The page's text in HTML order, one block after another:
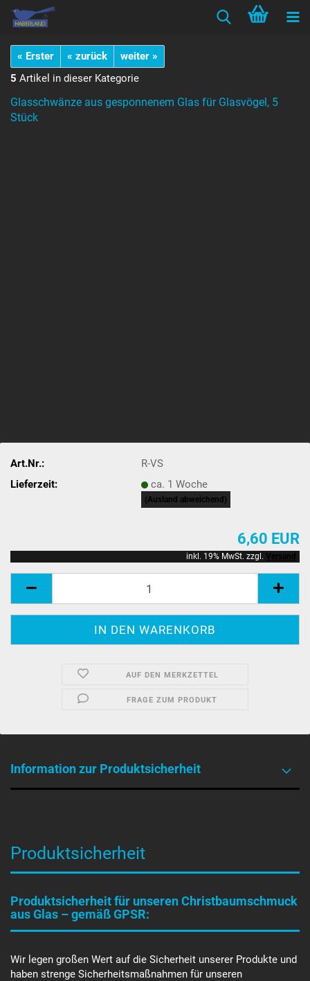
« Erster « zurück
weiter »
5 Artikel in dieser Kategorie
Glasschwänze aus gesponnenem Glas für Glasvögel, 5
Stück
Art.Nr.:
R-VS
Lieferzeit:
ca. 1 Woche
(Ausland abweichend)
6,60 EUR
inkl. 19% MwSt. zzgl. Versand
AUF DEN MERKZETTEL
FRAGE ZUM PRODUKT
Information zur Produktsicherheit
Produktsicherheit
Produktsicherheit für unseren Christbaumschmuck
aus Glas – gemäß GPSR:
Wir legen großen Wert auf die Sicherheit unserer Produkte und
haben strenge Sicherheitsmaßnahmen für unseren